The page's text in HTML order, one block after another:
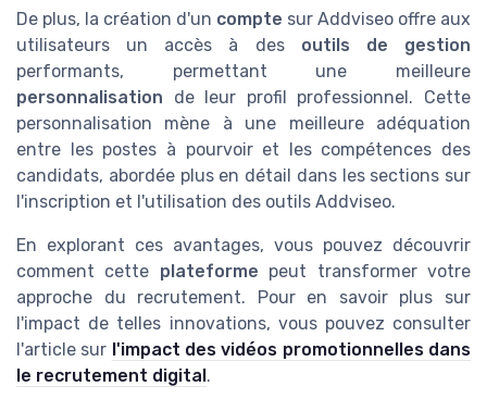
De plus, la création d'un compte sur Addviseo offre aux
utilisateurs un accès à des outils de gestion
performants, permettant une meilleure
personnalisation de leur profil professionnel. Cette
personnalisation mène à une meilleure adéquation
entre les postes à pourvoir et les compétences des
candidats, abordée plus en détail dans les sections sur
l'inscription et l'utilisation des outils Addviseo.
En explorant ces avantages, vous pouvez découvrir
comment cette plateforme peut transformer votre
approche du recrutement. Pour en savoir plus sur
l'impact de telles innovations, vous pouvez consulter
l'article sur l'impact des vidéos promotionnelles dans
le recrutement digital .